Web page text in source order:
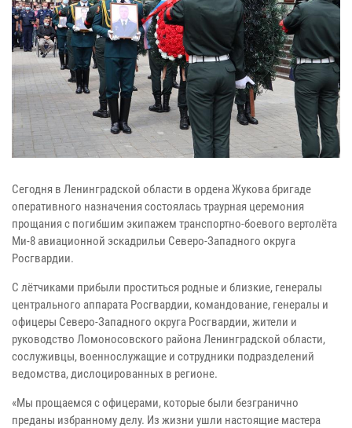
Сегодня в Ленинградской области в ордена Жукова бригаде
оперативного назначения состоялась траурная церемония
прощания с погибшим экипажем транспортно-боевого вертолёта
Ми-8 авиационной эскадрильи Северо-Западного округа
Росгвардии.
С лётчиками прибыли проститься родные и близкие, генералы
центрального аппарата Росгвардии, командование, генералы и
офицеры Северо-Западного округа Росгвардии, жители и
руководство Ломоносовского района Ленинградской области,
сослуживцы, военнослужащие и сотрудники подразделений
ведомства, дислоцированных в регионе.
«Мы прощаемся с офицерами, которые были безгранично
преданы избранному делу. Из жизни ушли настоящие мастера